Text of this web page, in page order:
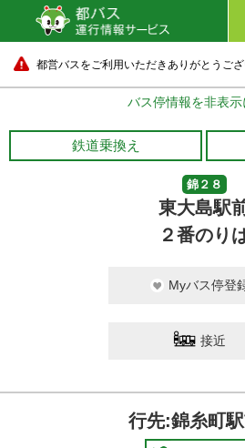
都営バスをご利用いただきありがとうござ
バス停情報を非表示
鉄道乗換え
錦２８
東大島駅
２番のり
Myバス停登
接近
行先:錦糸町